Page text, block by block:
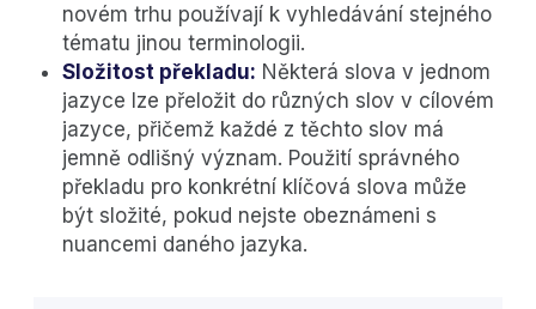
novém trhu používají k vyhledávání stejného
tématu jinou terminologii.
Složitost překladu: Některá slova v jednom
jazyce lze přeložit do různých slov v cílovém
jazyce, přičemž každé z těchto slov má
jemně odlišný význam. Použití správného
překladu pro konkrétní klíčová slova může
být složité, pokud nejste obeznámeni s
nuancemi daného jazyka.